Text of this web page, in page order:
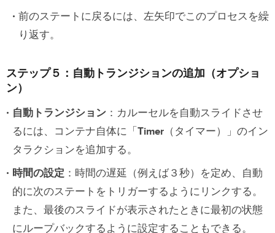
前のステートに戻るには、左矢印でこのプロセスを繰
り返す。
ステップ５：自動トランジションの追加（オプショ
ン）
自動トランジション ：カルーセルを自動スライドさせ
るには、コンテナ自体に「 Timer （タイマー）」のイン
タラクションを追加する。
時間の設定 ：時間の遅延（例えば３秒）を定め、自動
的に次のステートをトリガーするようにリンクする。
また、最後のスライドが表示されたときに最初の状態
にループバックするように設定することもできる。